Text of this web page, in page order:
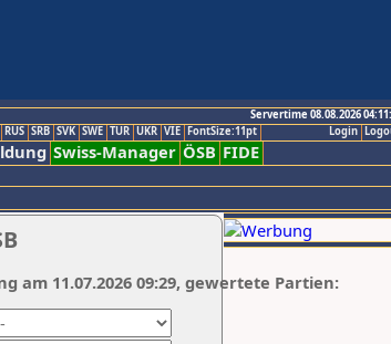
Servertime 08.08.2026
Login
RUS SRB SVK SWE TUR UKR VIE FontSize:11pt
Swiss-Manager ÖSB FIDE
am 11.07.2026 09:29, gewertete Partien: